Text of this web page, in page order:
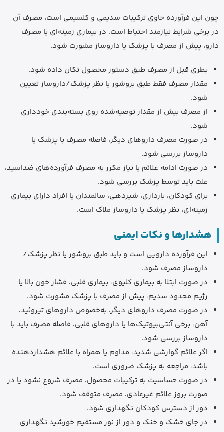
چون این فرآورده حاوی ترکیبات سدیمی و کلسیمی است، مصرف آن
در برخی شرایط نیازمند احتیاط است. در بیماری زمینه‌ای یا مصرف
دارو، پیش از مصرف با پزشک یا داروساز مشورت شود.
بطری قبل از مصرف طبق دستور محصول تکان داده شود.
مقدار مصرف فقط طبق بروشور یا نظر پزشک/داروساز تعیین
شود.
از مصرف بیش از مقدار توصیه‌شده روی بسته‌بندی خودداری
شود.
در صورت مصرف داروهای دیگر، فاصله مصرف با پزشک یا
داروساز بررسی شود.
در صورت ادامه علائم یا نیاز مکرر به مصرف فرآورده‌های ضداسید،
علت باید توسط پزشک بررسی شود.
برای کودکان، بارداری، شیردهی، سالمندان یا افراد دارای بیماری
زمینه‌ای، نظر پزشک یا داروساز ملاک است.
هشدارها و نکات ایمنی
این فرآورده دارویی است و باید طبق بروشور یا نظر پزشک/
داروساز مصرف شود.
در صورت ابتلا به بیماری کلیوی، بیماری قلبی، فشار خون بالا یا
رژیم محدود سدیم، پیش از مصرف با پزشک مشورت شود.
در صورت مصرف داروهای دیگر، به‌خصوص داروهای تیروئید،
آهن، برخی آنتی‌بیوتیک‌ها یا داروهای قلبی، فاصله مصرف باید با
داروساز بررسی شود.
اگر علائم گوارشی شدید، مداوم یا همراه با علائم هشداردهنده
باشد، مراجعه به پزشک ضروری است.
در صورت حساسیت به ترکیبات محصول، مصرف شروع نشود یا در
صورت بروز علائم غیرعادی، مصرف متوقف شود.
دور از دسترس کودکان نگهداری شود.
در جای خشک و خنک و دور از نور مستقیم خورشید نگهداری